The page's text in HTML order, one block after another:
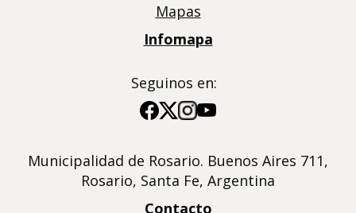
Mapas
Infomapa
Seguinos en:
Imagen
Imagen
Imagen
Imagen
Municipalidad de Rosario. Buenos Aires 711,
Rosario, Santa Fe, Argentina
Contacto